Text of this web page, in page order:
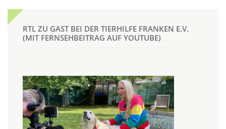
RTL ZU GAST BEI DER TIERHILFE FRANKEN E.V.
(MIT FERNSEHBEITRAG AUF YOUTUBE)